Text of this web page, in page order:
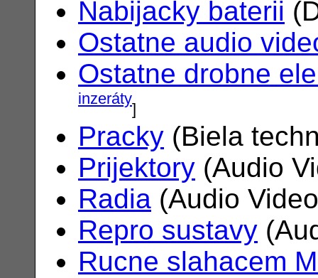
Nabijacky baterii
Ostatne audio
Ostatne drobne
inzeráty]
Pracky (Biela
Prijektory (Audio
Radia (Audio
Repro sustavy
Rucne slahacem